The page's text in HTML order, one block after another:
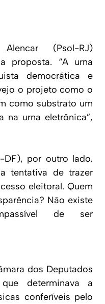
(Psol-RJ)
proposta. “A urna
democrática e
o projeto como o
como substrato um
na urna eletrônica”,
DF), por outro lado,
tentativa de trazer
eleitoral. Quem
Não existe
de ser
dos Deputados
determinava a
conferíveis pelo